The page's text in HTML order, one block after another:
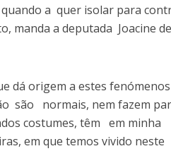
a quer isolar para
manda a deputada Joacine
dá origem a estes fenómenos
são normais, nem fazem
costumes, têm em minha
em que temos vivido neste